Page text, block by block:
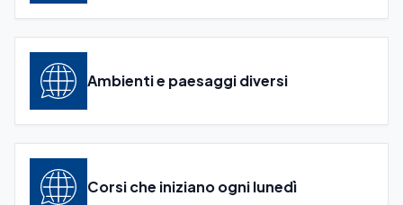
Ambienti e paesaggi diversi
Corsi che iniziano ogni lunedì